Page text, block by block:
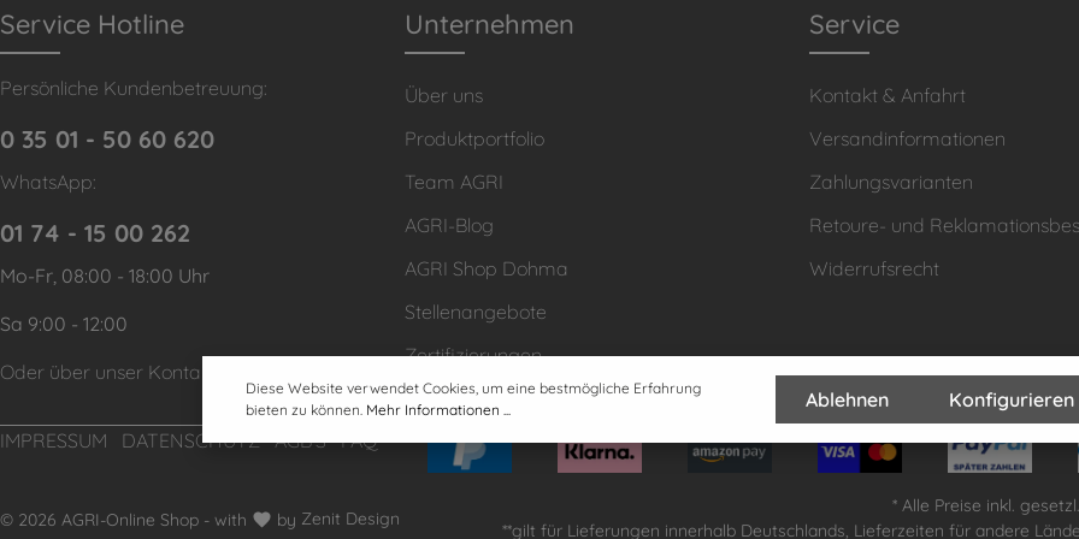
Service Hotline
Persönliche Kundenbetreuung:
0 35 01 - 50 60 620
WhatsApp:
01 74 - 15 00 262
Mo-Fr, 08:00 - 18:00 Uhr
Sa 9:00 - 12:00
Oder über unser Kontaktformular
Unternehmen
Über uns
Produktportfolio
Team AGRI
AGRI-Blog
AGRI Shop Dohma
Stellenangebote
Zertifizierungen
Service
Kontakt & Anfahrt
Versandinformationen
Zahlungsvarianten
Retoure- und
Widerrufsrecht
IMPRESSUM DATENSCHUTZ AGB'S FAQ
© 2026 AGRI-Online Shop - with by Zenit Design
* Alle Preise inkl.
**gilt für Lieferungen innerhalb Deutschlands, Lieferzeiten für andere
Diese Website verwendet Cookies, um eine bestmögliche Erfahrung
bieten zu können. Mehr Informationen ... Ablehnen Konfigurieren